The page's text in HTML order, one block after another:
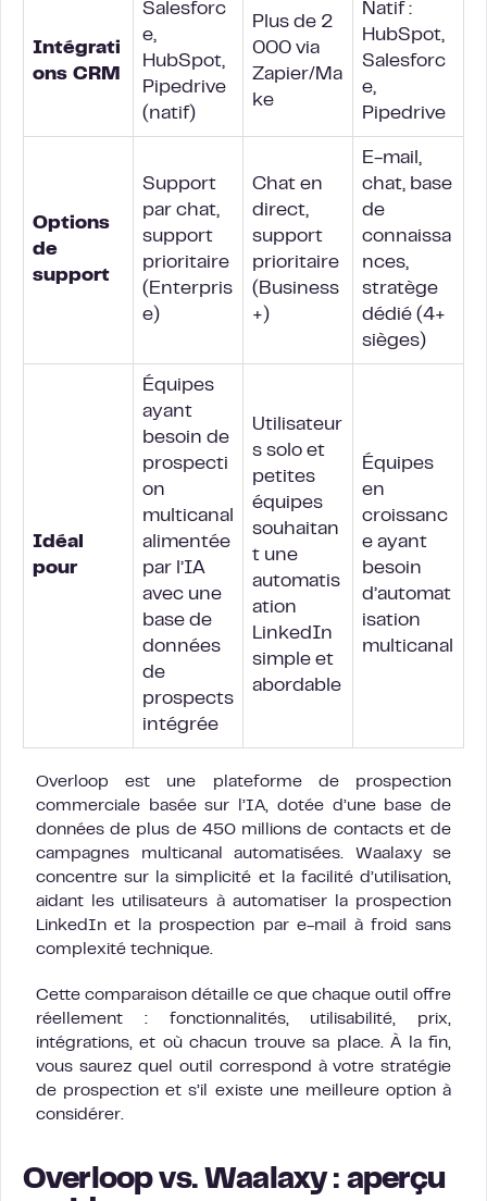
Intégrati
ons CRM
Salesforc
e,
HubSpot,
Pipedrive
(natif)
Plus de 2
000 via
Zapier/Ma
ke
Natif :
HubSpot,
Salesforc
e,
Pipedrive
Options
de
support
Support
par chat,
support
prioritaire
(Enterpris
e)
Chat en
direct,
support
prioritaire
(Business
+)
E-mail,
chat, base
de
connaissa
nces,
stratège
dédié (4+
sièges)
Idéal
pour
Équipes
ayant
besoin de
prospecti
on
multicanal
alimentée
par l’IA
avec une
base de
données
de
prospects
intégrée
Utilisateur
s solo et
petites
équipes
souhaitan
t une
automatis
ation
LinkedIn
simple et
abordable
Équipes
en
croissanc
e ayant
besoin
d’automat
isation
multicanal
Overloop est une plateforme de prospection
commerciale basée sur l’IA, dotée d’une base de
données de plus de 450 millions de contacts et de
campagnes multicanal automatisées. Waalaxy se
concentre sur la simplicité et la facilité d’utilisation,
aidant les utilisateurs à automatiser la prospection
LinkedIn et la prospection par e-mail à froid sans
complexité technique.
Cette comparaison détaille ce que chaque outil offre
réellement : fonctionnalités, utilisabilité, prix,
intégrations, et où chacun trouve sa place. À la fin,
vous saurez quel outil correspond à votre stratégie
de prospection et s’il existe une meilleure option à
considérer.
Overloop vs. Waalaxy : aperçu